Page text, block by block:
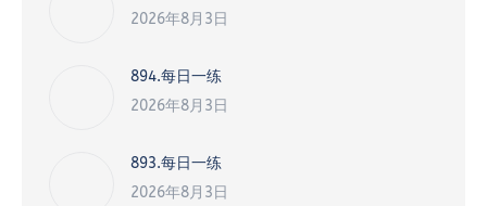
2026年8月3日
894.每日一练
2026年8月3日
893.每日一练
2026年8月3日